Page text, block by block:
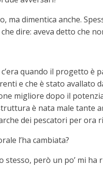
ma dimentica anche.
dire: aveva detto che
c’era quando il progetto
e che è stato avallato
migliore dopo il
è nata male tante
dei pescatori per ora
l’ha cambiata?
stesso, però un po’ mi ha